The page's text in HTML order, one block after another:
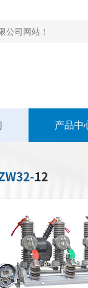
公司网站！
产品中